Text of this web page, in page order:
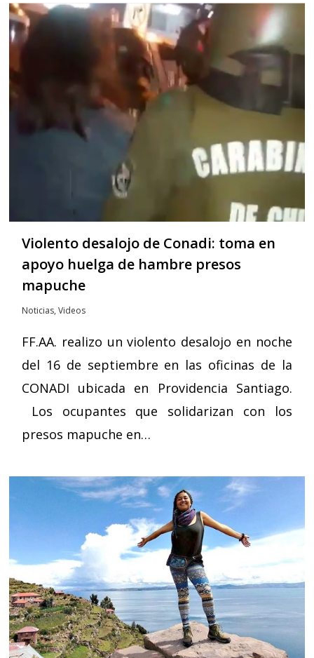
Violento desalojo de Conadi: toma en
apoyo huelga de hambre presos
mapuche
Noticias,Videos
FF.AA. realizo un violento desalojo en noche
del 16 de septiembre en las oficinas de la
CONADI ubicada en Providencia Santiago.
Los ocupantes que solidarizan con los
presos mapuche en…